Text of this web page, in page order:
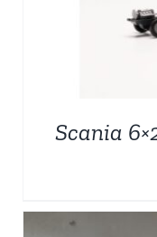
Scania